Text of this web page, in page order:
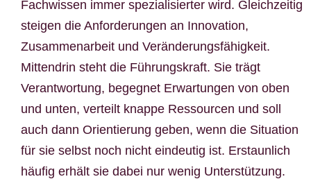
Fachwissen immer spezialisierter wird. Gleichzeitig
steigen die Anforderungen an Innovation,
Zusammenarbeit und Veränderungsfähigkeit.
Mittendrin steht die Führungskraft. Sie trägt
Verantwortung, begegnet Erwartungen von oben
und unten, verteilt knappe Ressourcen und soll
auch dann Orientierung geben, wenn die Situation
für sie selbst noch nicht eindeutig ist. Erstaunlich
häufig erhält sie dabei nur wenig Unterstützung.